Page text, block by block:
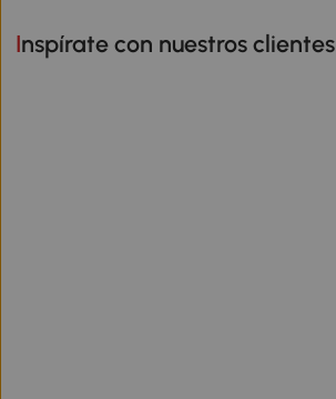
Inspírate con nuestros clientes